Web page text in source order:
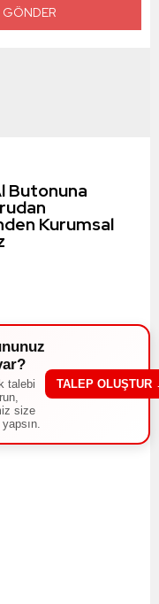
Butonuna
Kurumsal
talebi
size
TALEP OLUŞTUR